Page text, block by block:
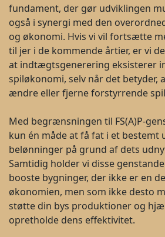
fundament, der gør udviklingen
også i synergi med den
og økonomi. Hvis vi vil fortsætte
til jer i de kommende årtier, er vi
at indtægtsgenerering eksisterer
spiløkonomi, selv når det betyder,
ændre eller fjerne forstyrrende
Med begrænsningen til FS(A)P-
kun én måde at få fat i et bestemt
belønninger på grund af dets
Samtidig holder vi disse
booste bygninger, der ikke er en
økonomien, men som ikke desto
støtte din bys produktioner og
opretholde dens effektivitet.